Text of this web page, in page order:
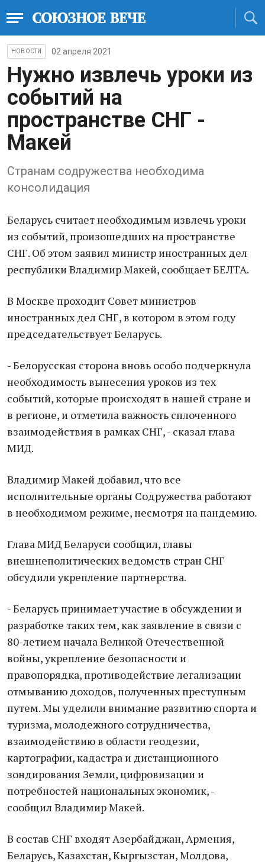
НОВОСТИ 02 апреля 2021
Нужно извлечь уроки из
событий на
пространстве СНГ -
Макей
Странам содружества необходима
консолидация
Беларусь считает необходимым извлечь уроки
из событий, произошедших на пространстве
СНГ. Об этом заявил министр иностранных дел
республики Владимир Макей, сообщает БЕЛТА.
В Москве проходит Совет министров
иностранных дел СНГ, в котором в этом году
председательствует Беларусь.
- Белорусская сторона вновь особо подчеркнула
необходимость вынесения уроков из тех
событий, которые происходят в нашей стране и
в регионе, и отметила важность сплоченного
взаимодействия в рамках СНГ, - сказал глава
МИД.
Владимир Макей добавил, что все
исполнительные органы Содружества работают
в необходимом режиме, несмотря на пандемию.
Глава МИД Беларуси сообщил, главы
внешнеполитических ведомств стран СНГ
обсудили укрепление партнерства.
- Беларусь принимает участие в обсуждении и
разработке таких тем, как заявление в связи с
80-летием начала Великой Отечественной
войны, укрепление безопасности и
правопорядка, противодействие легализации
отмыванию доходов, полученных преступным
путем. Мы уделили внимание развитию спорта и
туризма, молодежного сотрудничества,
взаимодействию в области геодезии,
картографии, кадастра и дистанционного
зондирования Земли, цифровизации и
потребностей национальных экономик, -
сообщил Владимир Макей.
В состав СНГ входят Азербайджан, Армения,
Беларусь, Казахстан, Кыргызстан, Молдова,